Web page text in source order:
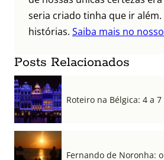
seria criado tinha que ir
histórias. Saiba mais no
Posts Relacionados
Roteiro na Bélgica: 4 a
Fernando de Noronha: